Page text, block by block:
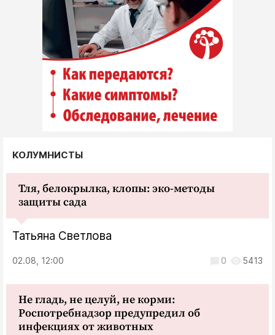
КОЛУМНИСТЫ
Тля, белокрылка, клопы: эко-методы
защиты сада
Татьяна Светлова
02.08, 12:00 0 5413
Не гладь, не целуй, не корми:
Роспотребнадзор предупредил об
инфекциях от животных